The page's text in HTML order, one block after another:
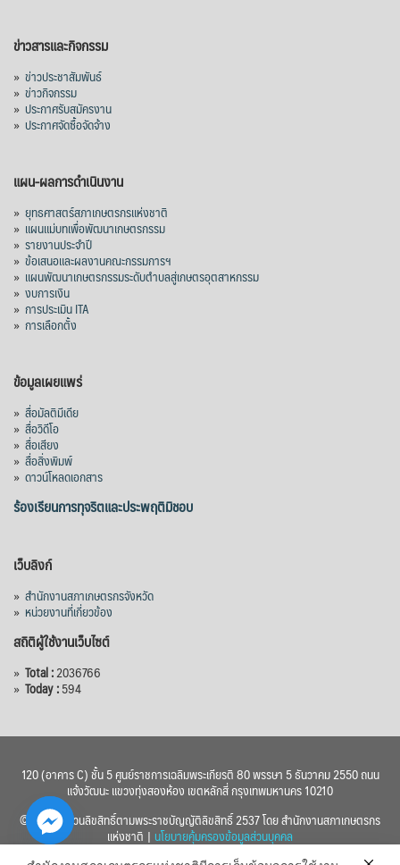
ส่งออกมันครึ่งปี 69 ปริมาณ 2.52 ล้านตัน
ลด 51.63% ยังดีที่ราคาขายดีกว่าปีก่อน
mgronline.com
View on Facebook
สภาเกษตรกรแห่งชาติ
1 day ago
คณะรัฐมนตรี อนุมัติโครงการอ่างเก็บน้ำ
คลองวังโตนด วงเงิน 7,200 ล้านบาท สะท้อน
ผลสำเร็จการผลักดันข้อเสนอเชิงนโยบายของ
เมื่อวันที่ 5 สิงหาคม 2569 คณะรัฐมนตรีมีมติ
อนุมัติโครงการอ่างเก็บน้ำคลองวังโตนด
จังหวัดจันทบุรี กรอบวงเงิน 7,200 ล้านบาท
กำหนดระยะเวลาดำเนินงาน 7 ปี (พ.ศ. 2570–
2576) โดยโครงการมีความจุ 99.50 ล้าน
ลูกบาศก์เมตร สามารถสนับสนุนพื้นที่
ชลประทานกว่า 87,700 ไร่ เพิ่ม
View on Facebook
ข่าวสารและกิจกรรม
» ข่าวประชาสัมพันธ์
» ข่าวกิจกรรม
» ประกาศรับสมัครงาน
» ประกาศจัดซื้อจัดจ้าง
แผน-ผลการดำเนินงาน
» ยุทธศาสตร์สภาเกษตรกรแห่งชาติ
» แผนแม่บทเพื่อพัฒนาเกษตรกรรม
» รายงานประจำปี
» ข้อเสนอและผลงานคณะกรรมการฯ
» แผนพัฒนาเกษตรกรรมระดับตำบลสู่เกษตรอุตสาหกรรม
» งบการเงิน
» การประเมิน ITA
» การเลือกตั้ง
ข้อมูลเผยแพร่
» สื่อมัลติมีเดีย
» สื่อวิดีโอ
» สื่อเสียง
» สื่อสิ่งพิมพ์
» ดาวน์โหลดเอกสาร
ร้องเรียนการทุจริตและประพฤติมิชอบ
เว็บลิงก์
» สำนักงานสภาเกษตรกรจังหวัด
» หน่วยงานที่เกี่ยวข้อง
สถิติผู้ใช้งานเว็บไซต์
» Total :2036766
» Today :594
120 (อาคาร C) ชั้น 5 ศูนย์ราชการเฉลิมพระเกียรติ 80 พรรษา 5 ธันวาคม 2550 ถนน
แจ้งวัฒนะ แขวงทุ่งสองห้อง เขตหลักสี่ กรุงเทพมหานคร 10210
© 2560 สงวนลิขสิทธิ์ตามพระราชบัญญัติลิขสิทธิ์ 2537 โดย สำนักงานสภาเกษตรกร
แห่งชาติ | นโยบายคุ้มครองข้อมูลส่วนบุคคล